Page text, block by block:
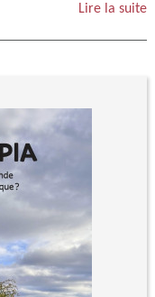
Lire la suite